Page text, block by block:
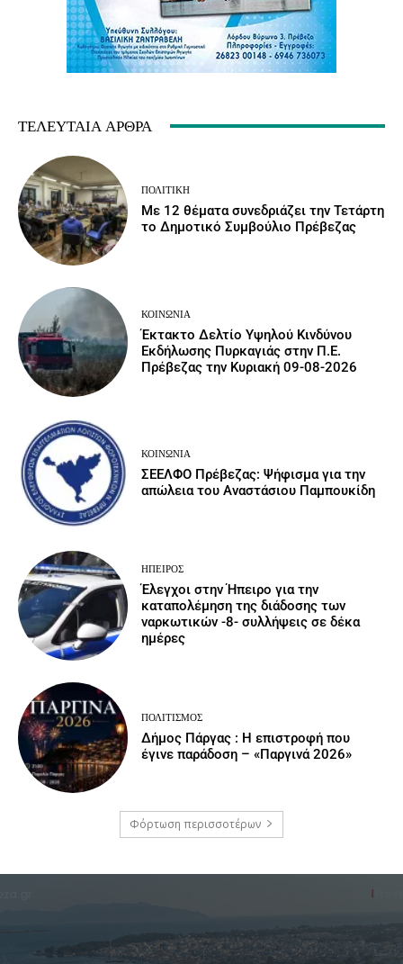
ΤΕΛΕΥΤΑΊΑ ΆΡΘΡΑ
ΠΟΛΙΤΙΚΉ
Με 12 θέματα συνεδριάζει την Τετάρτη
το Δημοτικό Συμβούλιο Πρέβεζας
ΚΟΙΝΩΝΙΑ
Έκτακτο Δελτίο Υψηλού Κινδύνου
Εκδήλωσης Πυρκαγιάς στην Π.Ε.
Πρέβεζας την Κυριακή 09-08-2026
ΚΟΙΝΩΝΙΑ
ΣΕΕΛΦΟ Πρέβεζας: Ψήφισμα για την
απώλεια του Αναστάσιου Παμπουκίδη
ΉΠΕΙΡΟΣ
Έλεγχοι στην Ήπειρο για την
καταπολέμηση της διάδοσης των
ναρκωτικών -8- συλλήψεις σε δέκα
ημέρες
ΠΟΛΙΤΙΣΜΌΣ
Δήμος Πάργας : Η επιστροφή που
έγινε παράδοση – «Παργινά 2026»
Φόρτωση περισσοτέρων